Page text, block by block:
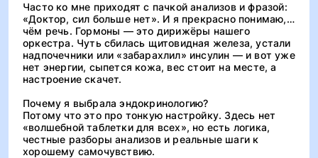
Часто ко мне приходят с пачкой анализов и фразой:
«Доктор, сил больше нет». И я прекрасно понимаю, о
чём речь. Гормоны — это дирижёры нашего
оркестра. Чуть сбилась щитовидная железа, устали
надпочечники или «забарахлил» инсулин — и вот уже
нет энергии, сыпется кожа, вес стоит на месте, а
настроение скачет.
Почему я выбрала эндокринологию?
Потому что это про тонкую настройку. Здесь нет
«волшебной таблетки для всех», но есть логика,
честные разборы анализов и реальные шаги к
хорошему самочувствию.